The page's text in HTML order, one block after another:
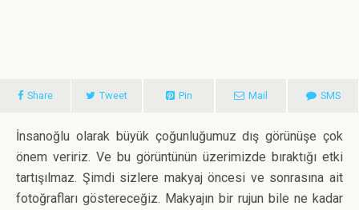
Share Tweet Pin Mail SMS
İnsanoğlu olarak büyük çoğunluğumuz dış görünüşe çok
önem veririz. Ve bu görüntünün üzerimizde bıraktığı etki
tartışılmaz. Şimdi sizlere makyaj öncesi ve sonrasına ait
fotoğrafları göstereceğiz. Makyajın bir rujun bile ne kadar